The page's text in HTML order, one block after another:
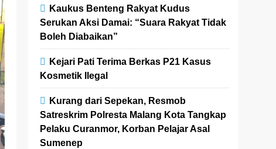
Kaukus Benteng Rakyat Kudus
Serukan Aksi Damai: “Suara Rakyat Tidak
Boleh Diabaikan”
Kejari Pati Terima Berkas P21 Kasus
Kosmetik Ilegal
Kurang dari Sepekan, Resmob
Satreskrim Polresta Malang Kota Tangkap
Pelaku Curanmor, Korban Pelajar Asal
Sumenep